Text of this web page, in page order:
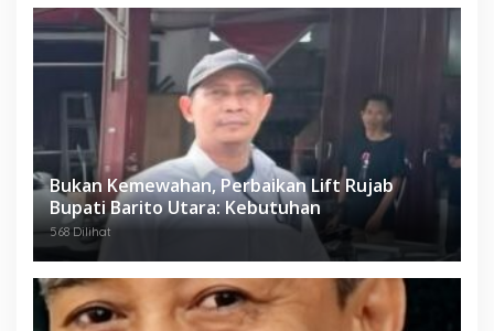
Bukan Kemewahan, Perbaikan Lift Rujab
Bupati Barito Utara: Kebutuhan
568 Dilihat